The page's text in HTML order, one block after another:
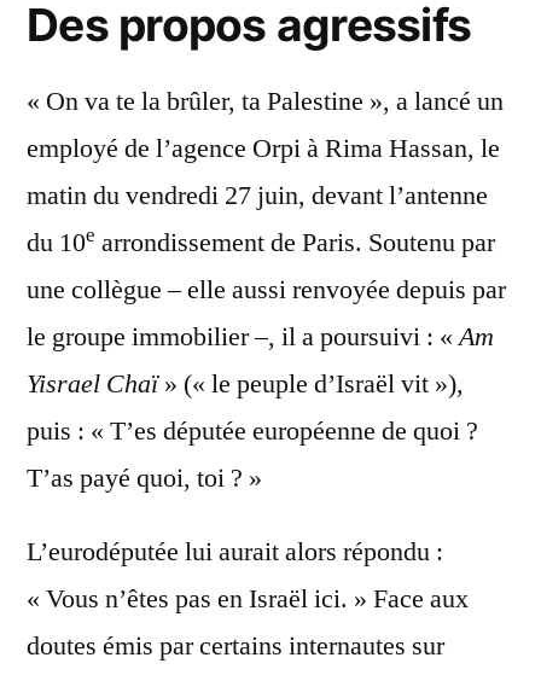
Des propos agressifs
« On va te la brûler, ta Palestine », a lancé un
employé de l’agence Orpi à Rima Hassan, le
matin du vendredi 27 juin, devant l’antenne
du 10e arrondissement de Paris. Soutenu par
une collègue – elle aussi renvoyée depuis par
le groupe immobilier –, il a poursuivi : «Am
Yisrael Chaï» (« le peuple d’Israël vit »),
puis : « T’es députée européenne de quoi ?
T’as payé quoi, toi ? »
L’eurodéputée lui aurait alors répondu :
« Vous n’êtes pas en Israël ici. » Face aux
doutes émis par certains internautes sur